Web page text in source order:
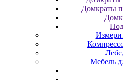
Домкраты
Мебель